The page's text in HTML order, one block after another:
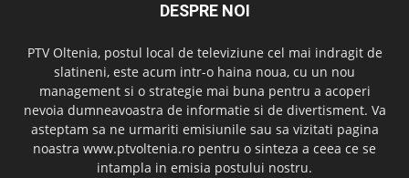
DESPRE NOI
PTV Oltenia, postul local de televiziune cel mai indragit de
slatineni, este acum intr-o haina noua, cu un nou
management si o strategie mai buna pentru a acoperi
nevoia dumneavoastra de informatie si de divertisment. Va
asteptam sa ne urmariti emisiunile sau sa vizitati pagina
noastra www.ptvoltenia.ro pentru o sinteza a ceea ce se
intampla in emisia postului nostru.